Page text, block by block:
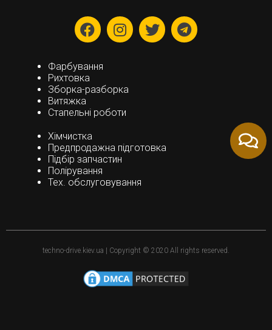
Фарбування
Рихтовка
Зборка-разборка
Витяжка
Стапельні роботи
Хімчистка
Предпродажна підготовка
Підбір запчастин
Полірування
Тех. обслуговування
techno-drive.kiev.ua | Copyright © 2020 All rights reserved.